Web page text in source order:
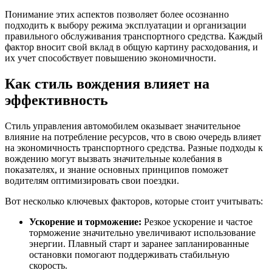
Понимание этих аспектов позволяет более осознанно
подходить к выбору режима эксплуатации и организации
правильного обслуживания транспортного средства. Каждый
фактор вносит свой вклад в общую картину расходования, и
их учет способствует повышению экономичности.
Как стиль вождения влияет на
эффективность
Стиль управления автомобилем оказывает значительное
влияние на потребление ресурсов, что в свою очередь влияет
на экономичность транспортного средства. Разные подходы к
вождению могут вызвать значительные колебания в
показателях, и знание основных принципов поможет
водителям оптимизировать свои поездки.
Вот несколько ключевых факторов, которые стоит учитывать:
Ускорение и торможение: Резкое ускорение и частое
торможение значительно увеличивают использование
энергии. Плавный старт и заранее запланированные
остановки помогают поддерживать стабильную
скорость.